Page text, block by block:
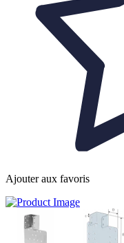
Ajouter aux favoris